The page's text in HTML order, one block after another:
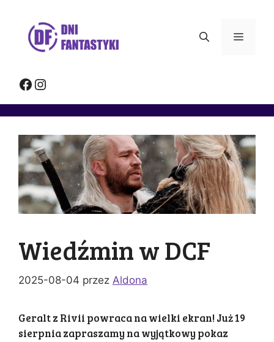
Menu
Facebook
Instagram
Wiedźmin w DCF
2025-08-04 przez Aldona
Geralt z Rivii powraca na wielki ekran! Już 19
sierpnia zapraszamy na wyjątkowy pokaz